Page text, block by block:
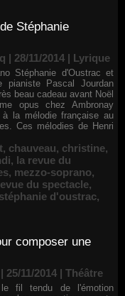
Stéphanie
| 28/11/2014 | Lyrique
Stéphanie d'Oustrac et
pianiste Pascal Jourdan
beau cadeau avant Noël
opus chez Ambronay
la mélodie française au
Ces mélodies de Henri
, chauveau, christine,
, la revue du
, mezzo-soprano,
du spectacle,
stéphanie d'oustrac,
composer une
25/11/2014 | Théâtre
fil tendu de l'émotion